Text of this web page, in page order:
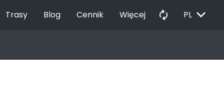
Trasy Blog Cennik Więcej autorenew PL EXPAND_MORE